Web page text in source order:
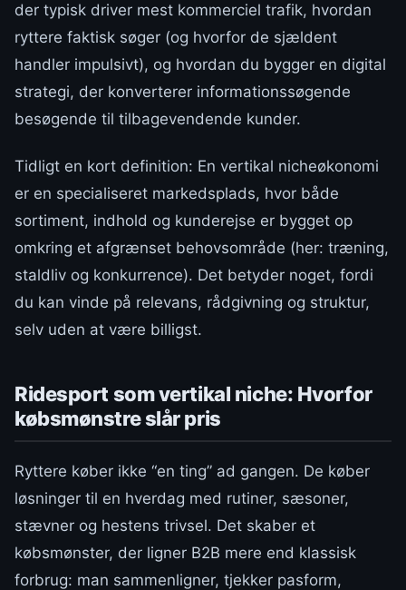
der typisk driver mest kommerciel trafik, hvordan
ryttere faktisk søger (og hvorfor de sjældent
handler impulsivt), og hvordan du bygger en digital
strategi, der konverterer informationssøgende
besøgende til tilbagevendende kunder.
Tidligt en kort definition: En vertikal nicheøkonomi
er en specialiseret markedsplads, hvor både
sortiment, indhold og kunderejse er bygget op
omkring et afgrænset behovsområde (her: træning,
staldliv og konkurrence). Det betyder noget, fordi
du kan vinde på relevans, rådgivning og struktur,
selv uden at være billigst.
Ridesport som vertikal niche: Hvorfor
købsmønstre slår pris
Ryttere køber ikke “en ting” ad gangen. De køber
løsninger til en hverdag med rutiner, sæsoner,
stævner og hestens trivsel. Det skaber et
købsmønster, der ligner B2B mere end klassisk
forbrug: man sammenligner, tjekker pasform,